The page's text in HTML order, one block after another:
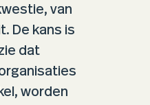
van
De kans is
dat
worden